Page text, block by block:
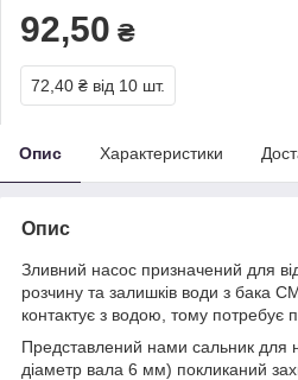
92,50 ₴
72,40 ₴ від 10 шт.
Опис Характеристики
Опис
Зливний насос призначений для
розчину та залишків води з бака
контактує з водою, тому потребує
Представлений нами сальник для
діаметр вала 6 мм) покликаний